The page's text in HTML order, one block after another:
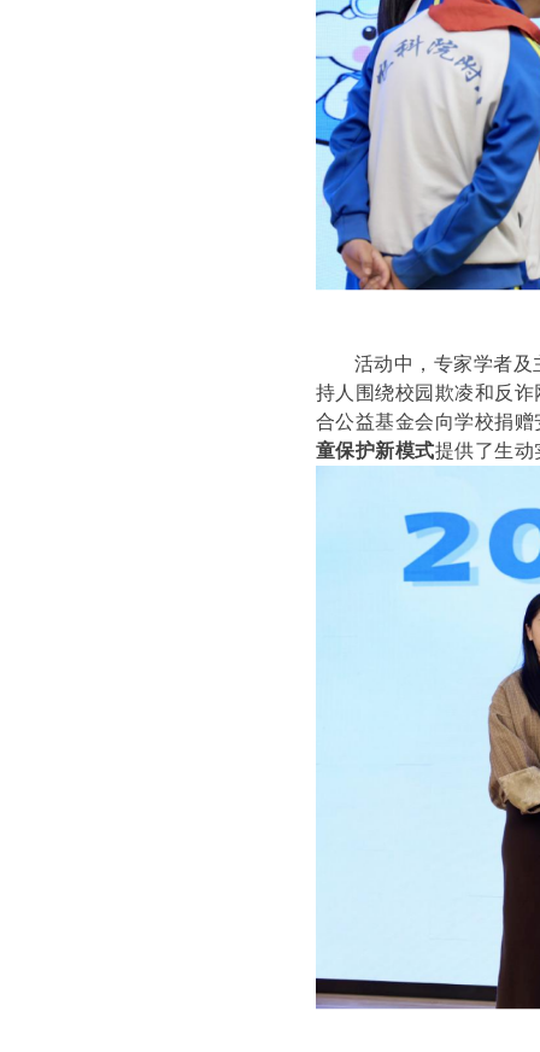
活动中，专家学者
持人围绕校园欺凌和反
合公益基金会向学校捐
童保护新模式提供了生动